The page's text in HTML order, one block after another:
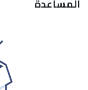
المساعدة